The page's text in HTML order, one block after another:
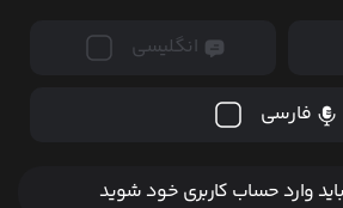
انگلیسی
فارسی
وارد حساب کاربری خود شوید